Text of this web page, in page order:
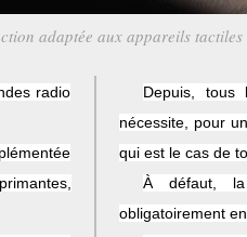
adaptée aux appareils tactiles
radio
Depuis, tous
nécessite, pour
qui est le cas de
À défaut, la
obligatoirement en